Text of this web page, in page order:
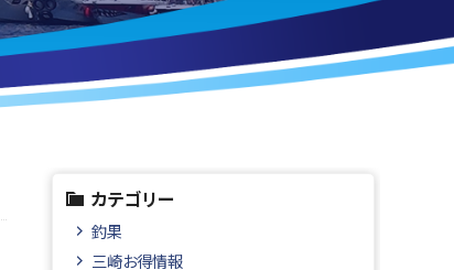
カテゴリー
釣果
三崎お得情報